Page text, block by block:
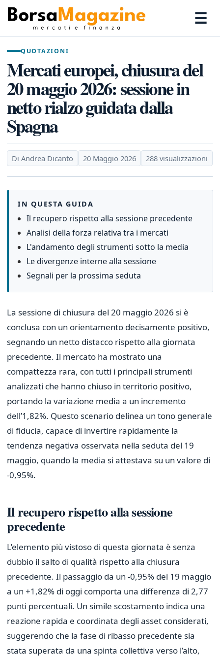
☰
QUOTAZIONI
Mercati europei, chiusura del
20 maggio 2026: sessione in
netto rialzo guidata dalla
Spagna
Di Andrea Dicanto 20 Maggio 2026 288 visualizzazioni
IN QUESTA GUIDA
Il recupero rispetto alla sessione precedente
Analisi della forza relativa tra i mercati
L'andamento degli strumenti sotto la media
Le divergenze interne alla sessione
Segnali per la prossima seduta
La sessione di chiusura del 20 maggio 2026 si è
conclusa con un orientamento decisamente positivo,
segnando un netto distacco rispetto alla giornata
precedente. Il mercato ha mostrato una
compattezza rara, con tutti i principali strumenti
analizzati che hanno chiuso in territorio positivo,
portando la variazione media a un incremento
dell’1,82%. Questo scenario delinea un tono generale
di fiducia, capace di invertire rapidamente la
tendenza negativa osservata nella seduta del 19
maggio, quando la media si attestava su un valore di
-0,95%.
Il recupero rispetto alla sessione
precedente
L’elemento più vistoso di questa giornata è senza
dubbio il salto di qualità rispetto alla chiusura
precedente. Il passaggio da un -0,95% del 19 maggio
a un +1,82% di oggi comporta una differenza di 2,77
punti percentuali. Un simile scostamento indica una
reazione rapida e coordinata degli asset considerati,
suggerendo che la fase di ribasso precedente sia
stata superata da una spinta collettiva verso l’alto,